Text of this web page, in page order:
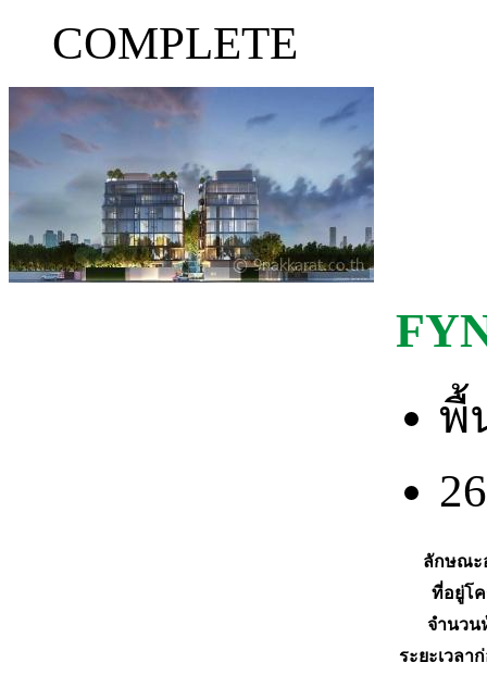
COMPLETE
พื้
ลักษณะ
ที่อยู่โ
จำนวน
ระยะเวลา